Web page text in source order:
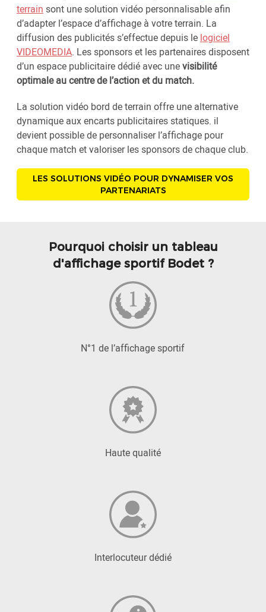
terrain sont une solution vidéo personnalisable afin
d’adapter l’espace d’affichage à votre terrain. La
diffusion des publicités s’effectue depuis le logiciel
VIDEOMEDIA. Les sponsors et les partenaires disposent
d’un espace publicitaire dédié avec unevisibilité
optimale au centre de l’action et du match.
La solution vidéo bord de terrain offre une alternative
dynamique aux encarts publicitaires statiques. il
devient possible de personnaliser l’affichage pour
chaque match et valoriser les sponsors de chaque club.
LES SOLUTIONS VIDÉO POUR DYNAMISER VOS
PARTENARIATS
Pourquoi choisir un tableau
d'affichage sportif Bodet ?
N°1 de l’affichage sportif
Haute qualité
Interlocuteur dédié